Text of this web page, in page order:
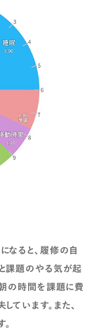
なると、履修の自
課題のやる気が起
朝の時間を課題に費
ています。また、